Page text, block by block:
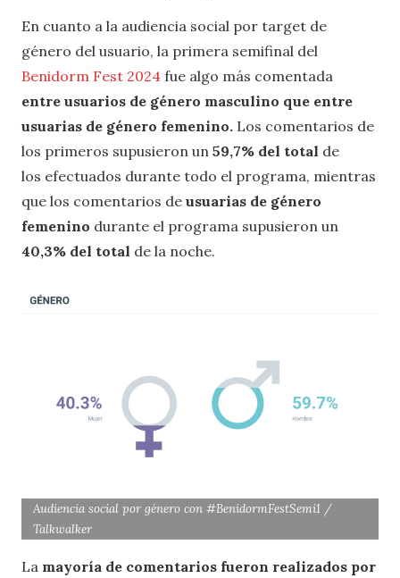
En cuanto a la audiencia social por target de
género del usuario, la primera semifinal del
Benidorm Fest 2024 fue algo más comentada
entre usuarios de género masculino que entre
usuarias de género femenino. Los comentarios de
los primeros supusieron un 59,7% del total de
los efectuados durante todo el programa, mientras
que los comentarios de usuarias de género
femenino durante el programa supusieron un
40,3% del total de la noche.
Audiencia social por género con #BenidormFestSemi1 /
Talkwalker
La mayoría de comentarios fueron realizados por